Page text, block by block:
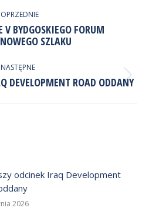
Poprzedni
wpis:
BYDGOSKIEGO FORUM
SZLAKU
NASTĘPNE
Następny
DEVELOPMENT ROAD ODDANY
odcinek Iraq Development
2026